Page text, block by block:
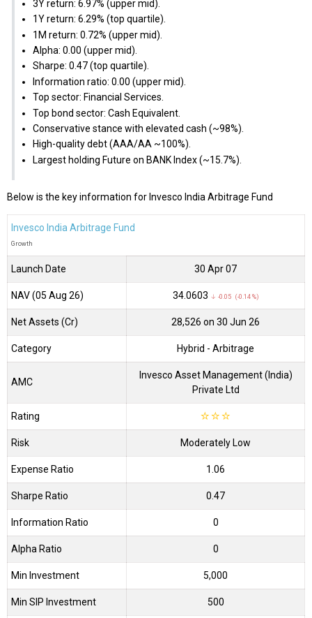
3Y return: 6.97% (upper mid).
1Y return: 6.29% (top quartile).
1M return: 0.72% (upper mid).
Alpha: 0.00 (upper mid).
Sharpe: 0.47 (top quartile).
Information ratio: 0.00 (upper mid).
Top sector: Financial Services.
Top bond sector: Cash Equivalent.
Conservative stance with elevated cash (~98%).
High-quality debt (AAA/AA ~100%).
Largest holding Future on BANK Index (~15.7%).
Below is the key information for Invesco India Arbitrage Fund
Invesco India Arbitrage Fund
Growth
Launch Date 30 Apr 07
NAV (05 Aug 26) ₹34.0603 ↓ -0.05 (-0.14 %)
Net Assets (Cr) ₹28,526 on 30 Jun 26
Category Hybrid - Arbitrage
AMC
Invesco Asset Management (India)
Private Ltd
Rating ☆☆☆
Risk Moderately Low
Expense Ratio 1.06
Sharpe Ratio 0.47
Information Ratio 0
Alpha Ratio 0
Min Investment 5,000
Min SIP Investment 500